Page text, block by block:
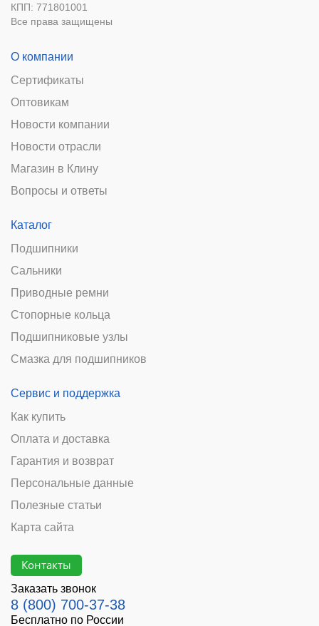
КПП: 771801001
Все права защищены
О компании
Сертификаты
Оптовикам
Новости компании
Новости отрасли
Магазин в Клину
Вопросы и ответы
Каталог
Подшипники
Сальники
Приводные ремни
Стопорные кольца
Подшипниковые узлы
Смазка для подшипников
Сервис и поддержка
Как купить
Оплата и доставка
Гарантия и возврат
Персональные данные
Полезные статьи
Карта сайта
Контакты
Заказать звонок
8 (800) 700-37-38
Бесплатно по России